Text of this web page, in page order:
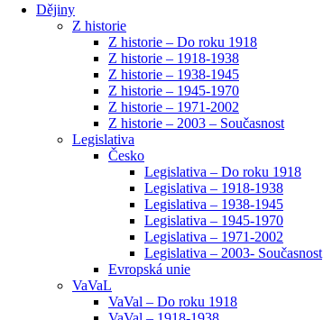
Dějiny
Z historie
Z historie – Do roku 1918
Z historie – 1918-1938
Z historie – 1938-1945
Z historie – 1945-1970
Z historie – 1971-2002
Z historie – 2003 – Současnost
Legislativa
Česko
Legislativa – Do roku 1918
Legislativa – 1918-1938
Legislativa – 1938-1945
Legislativa – 1945-1970
Legislativa – 1971-2002
Legislativa – 2003- Současnost
Evropská unie
VaVaL
VaVal – Do roku 1918